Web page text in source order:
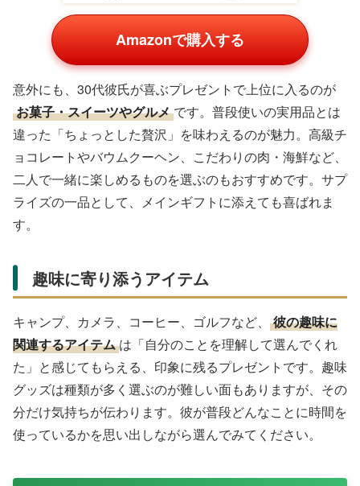
Amazonで購入する
意外にも、30代彼氏が喜ぶプレゼントで上位に入るのが
お菓子・スイーツやグルメ です。普段使いの実用品とは
違った「ちょっとした贅沢」を味わえるのが魅力。高級チ
ョコレートやバウムクーヘン、こだわりの肉・海鮮など、
二人で一緒に楽しめるものを選ぶのもおすすめです。サプ
ライズの一品として、メインギフトに添えても喜ばれま
す。
趣味に寄り添うアイテム
キャンプ、カメラ、コーヒー、ゴルフなど、
彼の趣味に
関連するアイテム は「自分のことを理解して選んでくれ
た」と感じてもらえる、印象に残るプレゼントです。趣味
グッズは種類が多く選ぶのが難しい面もありますが、その
分だけ気持ちが伝わります。彼が普段どんなことに時間を
使っているかを思い出しながら選んでみてください。